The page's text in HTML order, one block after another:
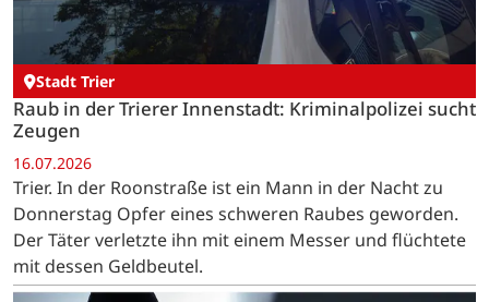
Stadt Trier
Raub in der Trierer Innenstadt: Kriminalpolizei sucht
Zeugen
16.07.2026
Trier. In der Roonstraße ist ein Mann in der Nacht zu
Donnerstag Opfer eines schweren Raubes geworden.
Der Täter verletzte ihn mit einem Messer und flüchtete
mit dessen Geldbeutel.